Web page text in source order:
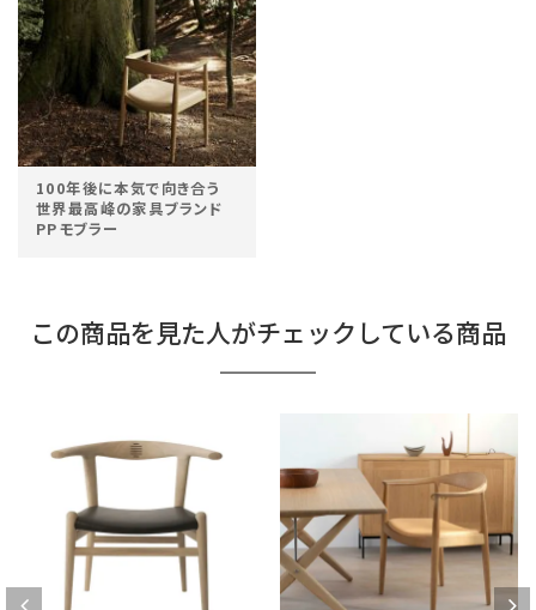
100年後に本気で向き合う
世界最高峰の家具ブランド
PPモブラー
この商品を見た人がチェックしている商品